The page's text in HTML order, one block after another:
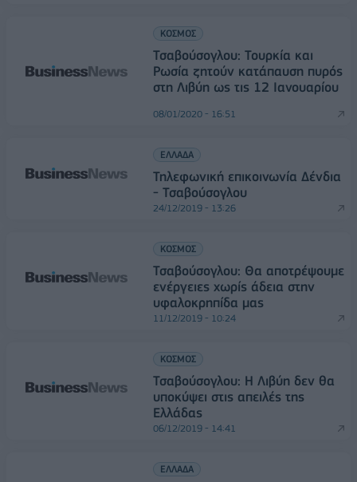
ΚΟΣΜΟΣ
Τσαβούσογλου: Τουρκία και
Ρωσία ζητούν κατάπαυση πυρός
στη Λιβύη ως τις 12 Ιανουαρίου
08/01/2020 - 16:51
ΕΛΛΑΔΑ
Τηλεφωνική επικοινωνία Δένδια
- Τσαβούσογλου
24/12/2019 - 13:26
ΚΟΣΜΟΣ
Τσαβούσογλου: Θα αποτρέψουμε
ενέργειες χωρίς άδεια στην
υφαλοκρηπίδα μας
11/12/2019 - 10:24
ΚΟΣΜΟΣ
Τσαβούσογλου: Η Λιβύη δεν θα
υποκύψει στις απειλές της
Ελλάδας
06/12/2019 - 14:41
ΕΛΛΑΔΑ